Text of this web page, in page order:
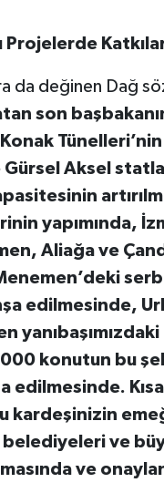
da değinen Dağ
son
Aksel
yapımında,
Aliağa ve
edilmesinde,
konutun bu
edilmesinde.
kardeşinizin
belediyeleri ve
ve